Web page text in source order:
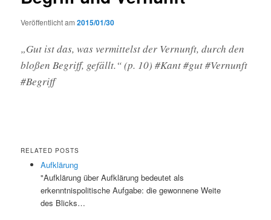
Veröffentlicht am2015/01/30
„Gut ist das, was vermittelst der Vernunft, durch den
bloßen Begriff, gefällt.“ (p. 10) #Kant #gut #Vernunft
#Begriff
RELATED POSTS
Aufklärung
"Aufklärung über Aufklärung bedeutet als
erkenntnispolitische Aufgabe: die gewonnene Weite
des Blicks…